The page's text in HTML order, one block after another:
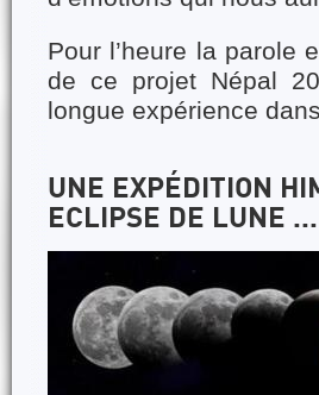
Pour l’heure la parole
de ce projet Népal
longue expérience
UNE EXPÉDITION
ECLIPSE DE LUNE ...